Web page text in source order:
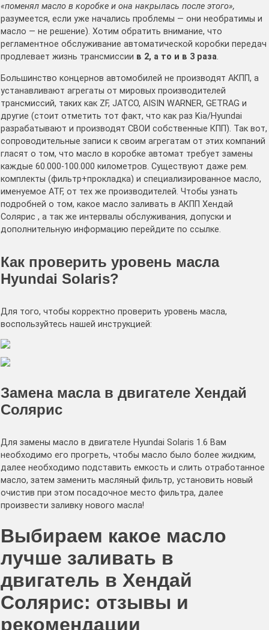
«поменял масло в коробке и она накрылась после этого»,
разумеется, если уже начались проблемы — они необратимы и
масло — не решение). Хотим обратить внимание, что
регламентное обслуживание автоматической коробки передач
продлевает жизнь трансмиссии в 2, а то и в 3 раза.
Большинство концернов автомобилей не производят АКПП, а
устанавливают агрегаты от мировых производителей
трансмиссий, таких как ZF, JATCO, AISIN WARNER, GETRAG и
другие (стоит отметить тот факт, что как раз Kia/Hyundai
разрабатывают и производят СВОИ собственные КПП). Так вот,
сопроводительные записи к своим агрегатам от этих компаний
гласят о том, что масло в коробке автомат требует замены
каждые 60.000-100.000 километров. Существуют даже рем.
комплекты (фильтр+прокладка) и специализированное масло,
именуемое ATF, от тех же производителей. Чтобы узнать
подробней о том, какое масло заливать в АКПП Хендай
Солярис , а так же интервалы обслуживания, допуски и
дополнительную информацию перейдите по ссылке.
Как проверить уровень масла
Hyundai Solaris?
Для того, чтобы корректно проверить уровень масла,
воспользуйтесь нашей инструкцией:
Замена масла в двигателе Хендай
Солярис
Для замены масло в двигателе Hyundai Solaris 1.6 Вам
необходимо его прогреть, чтобы масло было более жидким,
далее необходимо подставить емкость и слить отработанное
масло, затем заменить масляный фильтр, установить новый
очистив при этом посадочное место фильтра, далее
произвести заливку нового масла!
Выбираем какое масло
лучше заливать в
двигатель в Хендай
Солярис: отзывы и
рекомендации